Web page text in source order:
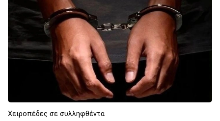
Χειροπέδες σε συλληφθέντα